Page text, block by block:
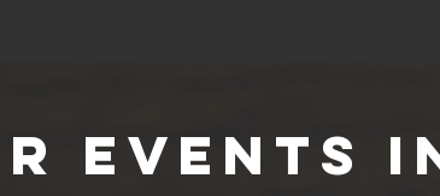
Events